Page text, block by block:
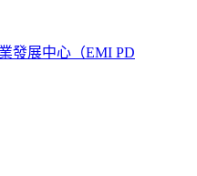
發展中心（EMI PD